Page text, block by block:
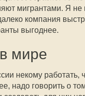
мигрантами. Я не
компания
выгоднее.
мире
некому работать,
надо говорить о